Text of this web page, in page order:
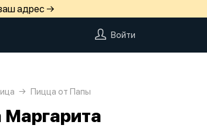
адрес →
Войти
Пицца от Папы